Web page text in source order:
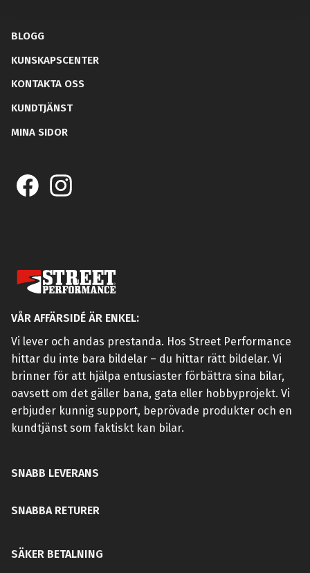
BLOGG
KUNSKAPSCENTER
KONTAKTA OSS
KUNDTJÄNST
MINA SIDOR
VÅR AFFÄRSIDÉ ÄR ENKEL:
Vi lever och andas prestanda. Hos Street Performance
hittar du inte bara bildelar – du hittar rätt bildelar. Vi
brinner för att hjälpa entusiaster förbättra sina bilar,
oavsett om det gäller bana, gata eller hobbyprojekt. Vi
erbjuder kunnig support, beprövade produkter och en
kundtjänst som faktiskt kan bilar.
SNABB LEVERANS
SNABBA RETURER
SÄKER BETALNING